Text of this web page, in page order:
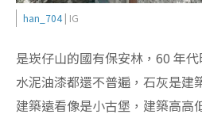
han_704| IG
是崁仔山的國有保安林，60 年
水泥油漆都還不普遍，石灰是建
建築遠看像是小古堡，建築高高